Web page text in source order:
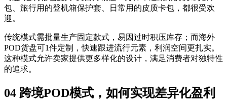
包、旅行用的登机箱保护套、日常用的皮质卡包，都很受欢
迎。
传统模式需批量生产固定款式，易因过时积压库存；而海外
POD货盘可1件定制，快速跟进流行元素，利润空间更扎实。
这种模式允许卖家提供更多样化的设计，满足消费者对独特性
的追求。
04 跨境POD模式，如何实现差异化盈利